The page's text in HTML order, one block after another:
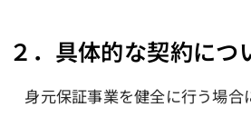
２．具体的な契約につ
身元保証事業を健全に行う場合